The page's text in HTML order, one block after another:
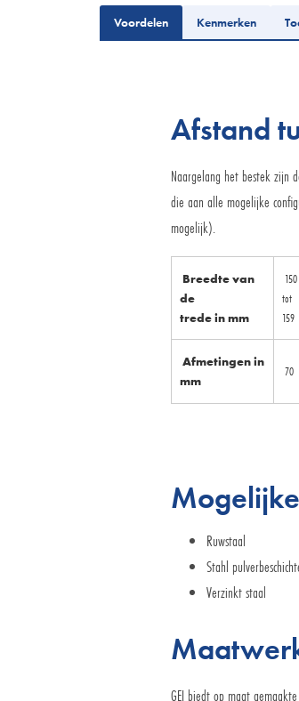
Voordelen Kenmerken
Afstand
Naargelang het bestek zijn
die aan alle mogelijke
mogelijk).
Breedte van
de
trede in mm
150
tot
159
Afmetingen in
mm
70
Ruwstaal
Stahl
Verzinkt staal
GEI biedt op maat